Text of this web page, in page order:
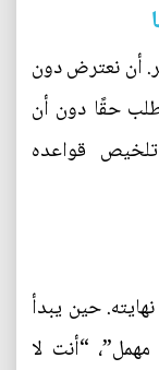
أن نعترض دون
حقًا دون أن
قواعده
حين يبدأ
“أنت لا